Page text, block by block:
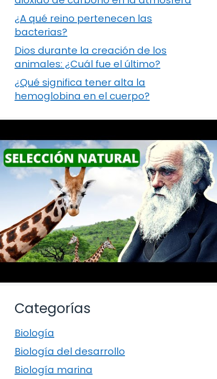
¿A qué reino pertenecen las
bacterias?
Dios durante la creación de los
animales: ¿Cuál fue el último?
¿Qué significa tener alta la
hemoglobina en el cuerpo?
Categorías
Biología
Biología del desarrollo
Biología marina